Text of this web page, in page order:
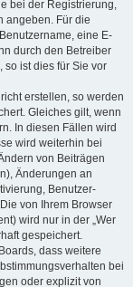
bei der Registrierung,
angeben. Für die
eine E-
durch den Betreiber
so ist dies für Sie vor
erstellen, so werden
Gleiches gilt, wenn
In diesen Fällen wird
wird weiterhin bei
von Beiträgen
Änderungen an
Benutzer-
von Ihrem Browser
wird nur in der „Wer
gespeichert.
dass weitere
bei
oder explizit von